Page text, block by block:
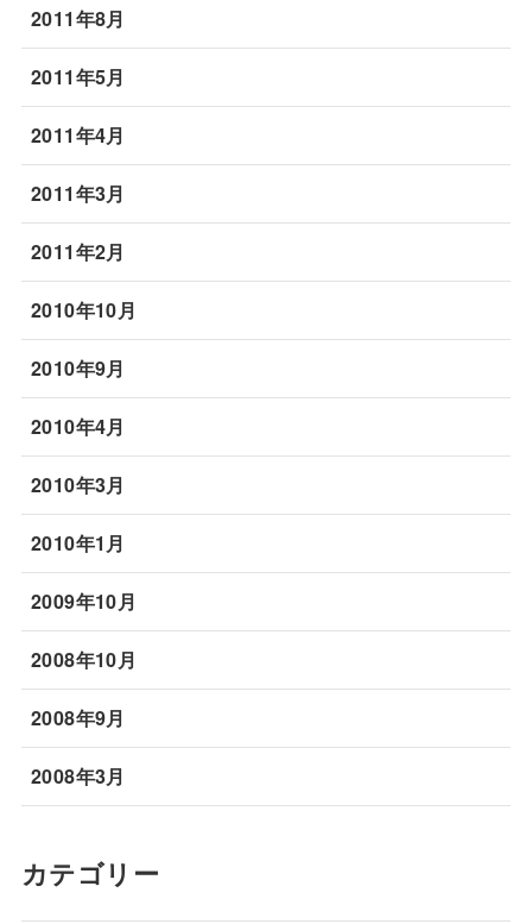
2011年8月
2011年5月
2011年4月
2011年3月
2011年2月
2010年10月
2010年9月
2010年4月
2010年3月
2010年1月
2009年10月
2008年10月
2008年9月
2008年3月
カテゴリー